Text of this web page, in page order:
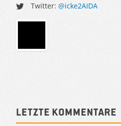
Twitter:@icke2AIDA
Sidebar
Letzte Kommentare